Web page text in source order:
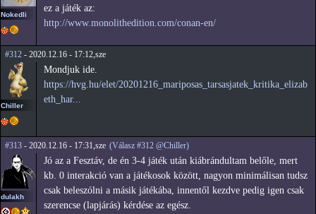
Nokedli
ez a játék az:
http://www.monolithedition.com/conan-en/
#312 - 2020.12.16 - 17:12,sze
Chiller
Mondjuk ide.
https://hvg.hu/elet/20201216_mariposas_tarsasjatek_kritika_elizab
eth_har...
#313 - 2020.12.16 - 17:31,sze (Válasz #312 @Chiller)
dulakh
Jó az a Fesztáv, de én 3-4 játék után kiábrándultam belőle, mert
kb. 0 interakció van a játékosok között, nagyon minimálisan tudsz
csak beleszólni a másik játékába, innentől kezdve pedig igen csak
szerencse (lapjárás) kérdése az egész.